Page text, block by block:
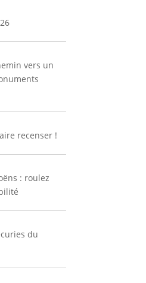
vers un
recenser !
: roulez
du